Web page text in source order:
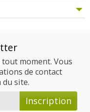
moment. Vous
de contact
site.